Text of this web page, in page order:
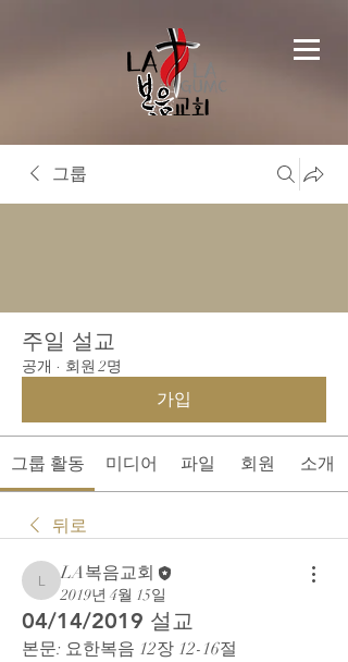
그룹
주일 설교
공개 · 회원 2명
가입
그룹 활동 미디어 파일 회원 소개
뒤로
LA복음교회
LA복음교회
2019년 4월 15일
04/14/2019 설교
본문: 요한복음 12장 12-16절